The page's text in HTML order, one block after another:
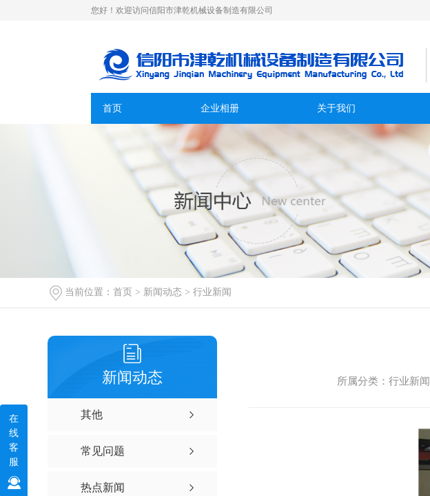
您好！欢迎访问信阳市津乾机械设备制造有限公司
首页 企业相册 关于我们
当前位置： 首页 > 新闻动态 > 行业新闻
新闻动态
其他
常见问题
热点新闻
所属分类：行业新
在
线
客
服